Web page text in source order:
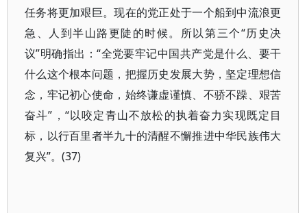
任务将更加艰巨。现在的党正处于一个船到中流浪更
急、人到半山路更陡的时候。所以第三个“历史决
议”明确指出：“全党要牢记中国共产党是什么、要干
什么这个根本问题，把握历史发展大势，坚定理想信
念，牢记初心使命，始终谦虚谨慎、不骄不躁、艰苦
奋斗”，“以咬定青山不放松的执着奋力实现既定目
标，以行百里者半九十的清醒不懈推进中华民族伟大
复兴”。(37)